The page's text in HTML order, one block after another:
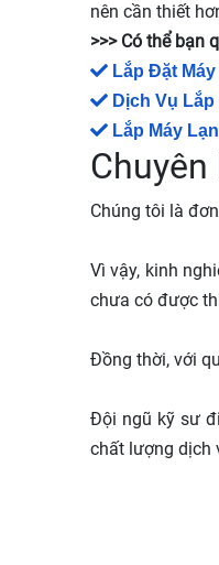
nên cần thiết
>>> Có thể bạn
Lắp Đặt
Dịch Vụ
Lắp Máy
Chúng tôi là
Vì vậy, kinh
chưa có được
Đồng thời, với
Đội ngũ kỹ sư
chất lượng dịch